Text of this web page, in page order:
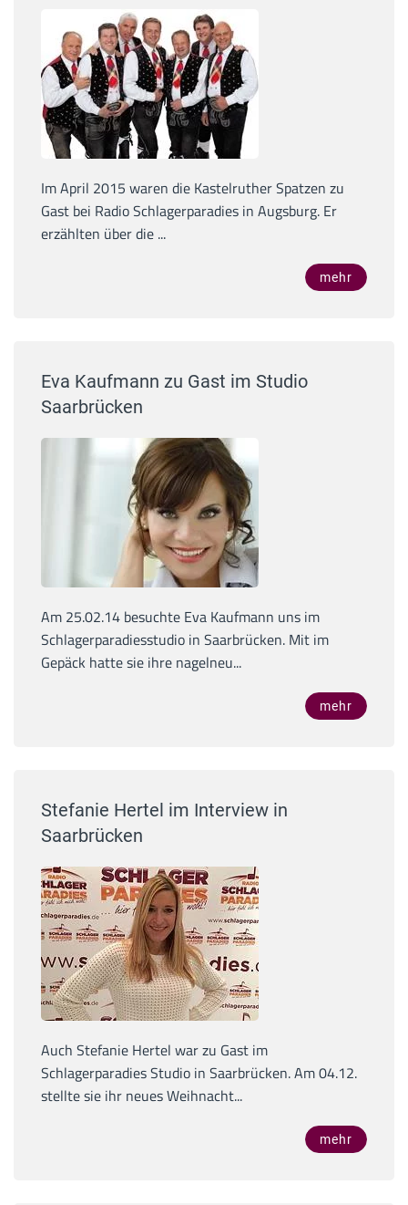
Im April 2015 waren die Kastelruther Spatzen zu
Gast bei Radio Schlagerparadies in Augsburg. Er
erzählten über die ...
mehr
Eva Kaufmann zu Gast im Studio
Saarbrücken
Am 25.02.14 besuchte Eva Kaufmann uns im
Schlagerparadiesstudio in Saarbrücken. Mit im
Gepäck hatte sie ihre nagelneu...
mehr
Stefanie Hertel im Interview in
Saarbrücken
Auch Stefanie Hertel war zu Gast im
Schlagerparadies Studio in Saarbrücken. Am 04.12.
stellte sie ihr neues Weihnacht...
mehr